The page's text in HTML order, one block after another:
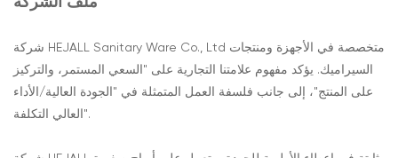
شركة HEJALL Sanitary Ware Co., Ltd متخصصة في الأجهزة ومنتجات
السيراميك. يؤكد مفهوم علامتنا التجارية على "السعي المستمر، والتركيز
على المنتج"، إلى جانب فلسفة العمل المتمثلة في "الجودة العالية/الأداء
العالي التكلفة".